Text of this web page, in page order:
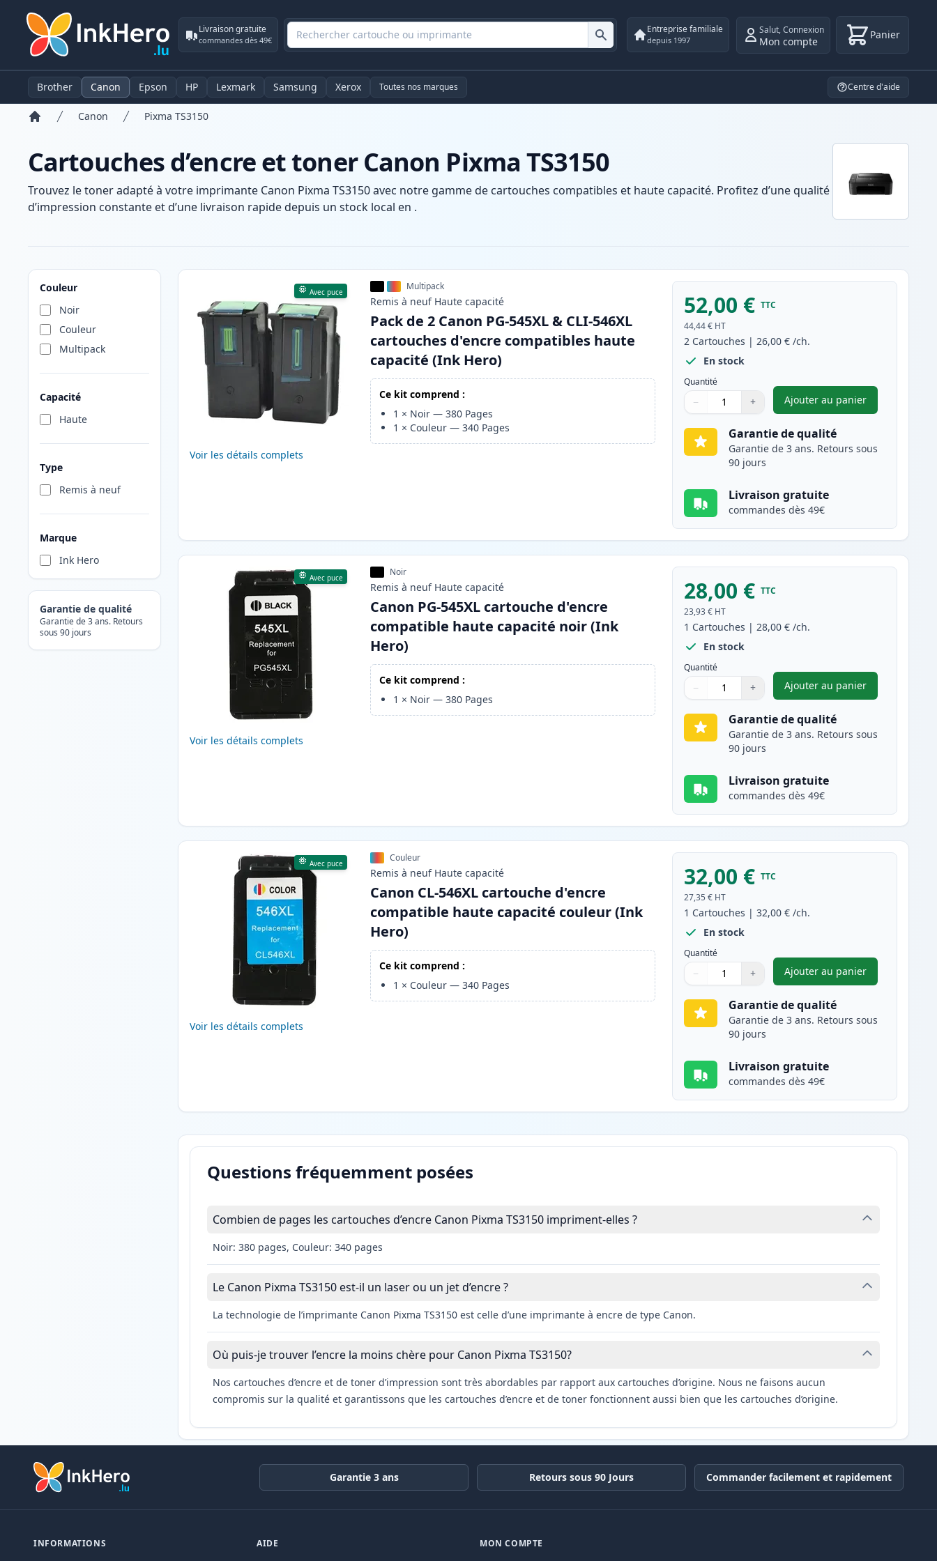
Livraison gratuite
commandes dès 49€
Entreprise familiale
depuis 1997
Salut,Connexion
Mon compte Panier
Brother Canon Epson HP Lexmark Samsung Xerox Toutes nos marques Centre d'aide
Canon Pixma TS3150
Cartouches d’encre et toner Canon Pixma TS3150
Trouvez le toner adapté à votre imprimante Canon Pixma TS3150 avec notre gamme de cartouches compatibles et haute capacité. Profitez d’une qualité
d’impression constante et d’une livraison rapide depuis un stock local en .
Couleur
Noir
Couleur
Multipack
Capacité
Haute
Type
Remis à neuf
Marque
Ink Hero
Garantie de qualité
Garantie de 3 ans. Retours
sous 90 jours
Produits
Avec puce
Voir les détails complets
Multipack
Remis à neuf Haute capacité
Pack de 2 Canon PG-545XL & CLI-546XL
cartouches d'encre compatibles haute
capacité (Ink Hero)
Ce kit comprend :
1 × Noir —380 Pages
1 × Couleur —340 Pages
52,00 € TTC
44,44 € HT
2 Cartouches |26,00 € /ch.
En stock
Quantité
Quantité
Utilisez les boutons pour ajuster
− +
Quantité
Ajouter au panier
,Pack de 2 Canon PG-
Garantie de qualité
Garantie de 3 ans. Retours sous
90 jours
Livraison gratuite
commandes dès 49€
Avec puce
Voir les détails complets
Noir
Remis à neuf Haute capacité
Canon PG-545XL cartouche d'encre
compatible haute capacité noir (Ink
Hero)
Ce kit comprend :
1 × Noir —380 Pages
28,00 € TTC
23,93 € HT
1 Cartouches |28,00 € /ch.
En stock
Quantité
Quantité
Utilisez les boutons pour ajuster
− +
Quantité
Ajouter au panier
,Canon PG-545XL
Garantie de qualité
Garantie de 3 ans. Retours sous
90 jours
Livraison gratuite
commandes dès 49€
Avec puce
Voir les détails complets
Couleur
Remis à neuf Haute capacité
Canon CL-546XL cartouche d'encre
compatible haute capacité couleur (Ink
Hero)
Ce kit comprend :
1 × Couleur —340 Pages
32,00 € TTC
27,35 € HT
1 Cartouches |32,00 € /ch.
En stock
Quantité
Quantité
Utilisez les boutons pour ajuster
− +
Quantité
Ajouter au panier
,Canon CL-546XL
Garantie de qualité
Garantie de 3 ans. Retours sous
90 jours
Livraison gratuite
commandes dès 49€
Questions fréquemment posées
Combien de pages les cartouches d’encre Canon Pixma TS3150 impriment-elles ?
Noir: 380 pages, Couleur: 340 pages
Le Canon Pixma TS3150 est-il un laser ou un jet d’encre ?
La technologie de l’imprimante Canon Pixma TS3150 est celle d’une imprimante à encre de type Canon.
Où puis-je trouver l’encre la moins chère pour Canon Pixma TS3150?
Nos cartouches d’encre et de toner d’impression sont très abordables par rapport aux cartouches d’origine. Nous ne faisons aucun
compromis sur la qualité et garantissons que les cartouches d’encre et de toner fonctionnent aussi bien que les cartouches d’origine.
Garantie 3 ans Retours sous 90 Jours Commander facilement et rapidement
INFORMATIONS AIDE MON COMPTE